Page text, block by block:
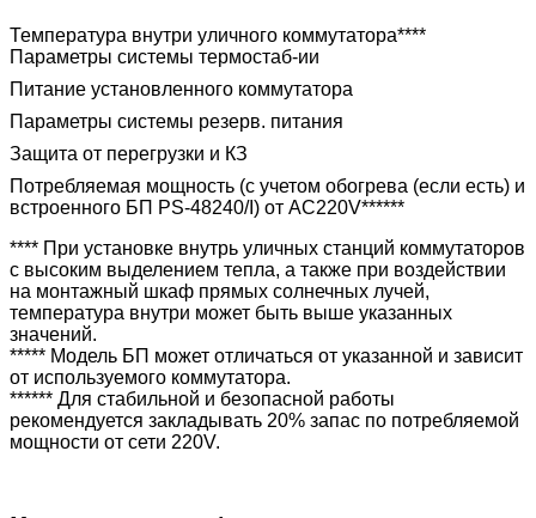
Температура внутри уличного коммутатора****
Параметры системы термостаб-ии
Питание установленного коммутатора
Параметры системы резерв. питания
Защита от перегрузки и КЗ
Потребляемая мощность (с учетом обогрева (если есть) и
встроенного БП PS-48240/I) от AC220V******
**** При установке внутрь уличных станций коммутаторов
с высоким выделением тепла, а также при воздействии
на монтажный шкаф прямых солнечных лучей,
температура внутри может быть выше указанных
значений.
***** Модель БП может отличаться от указанной и зависит
от используемого коммутатора.
****** Для стабильной и безопасной работы
рекомендуется закладывать 20% запас по потребляемой
мощности от сети 220V.